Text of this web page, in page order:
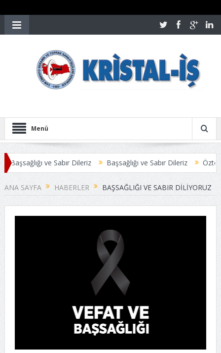
Menü
Başsağlığı ve Sabır Dileriz Başsağlığı ve Sabır Dileriz
SONUÇLANDI
Üyelerimize Duyuru
ANA SAYFA HABERLER BAŞSAĞLIĞI VE SABIR DILIYORUZ